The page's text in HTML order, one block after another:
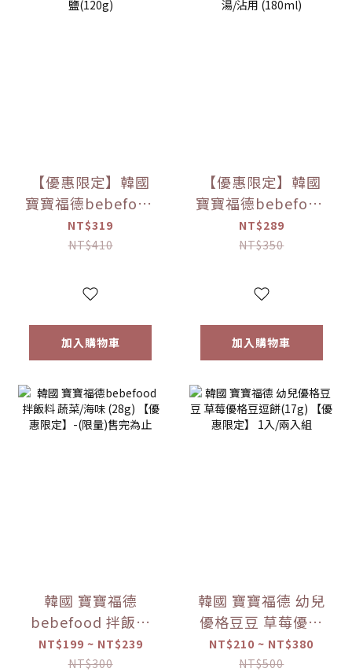
【優惠限定】韓國
寶寶福德bebefood
兒童專用調味海鹽
(120g)
NT$319
NT$410
加入購物車
【優惠限定】韓國
寶寶福德bebefood
寶寶專用醬油 煮湯/
沾用 (180ml)
NT$289
NT$350
加入購物車
韓國 寶寶福德
bebefood 拌飯料
蔬菜/海味 (28g)
【優惠限定】-(限
NT$199 ~ NT$239
NT$300
韓國 寶寶福德 幼兒
優格豆豆 草莓優格
豆逗餅(17g) 【優惠
限定】 1入/兩入組
NT$210 ~ NT$380
NT$500